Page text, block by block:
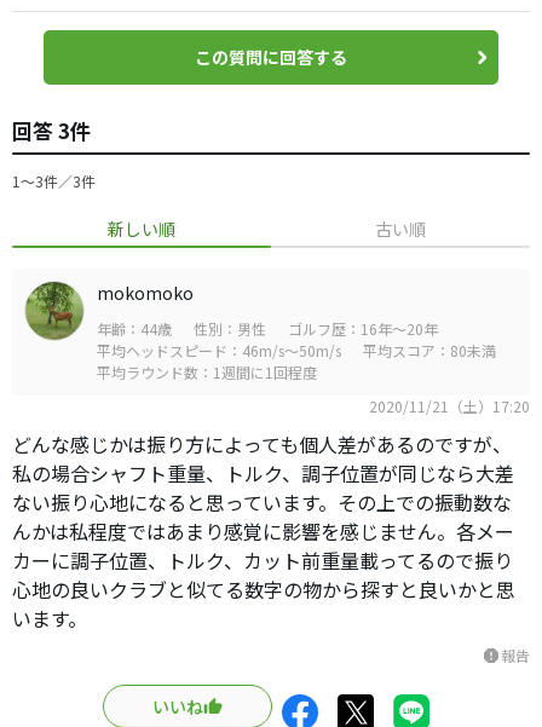
この質問に回答する
回答 3件
1〜3件／3件
新しい順 古い順
mokomoko
年齢：44歳 性別：男性
ゴルフ歴：16年～20年
平均ヘッドスピード：46m/s～50m/s
平均スコア：80未満
平均ラウンド数：1週間に1回程度
2020/11/21（土）17:20
どんな感じかは振り方によっても個人差があるのですが、
私の場合シャフト重量、トルク、調子位置が同じなら大差
ない振り心地になると思っています。その上での振動数な
んかは私程度ではあまり感覚に影響を感じません。各メー
カーに調子位置、トルク、カット前重量載ってるので振り
心地の良いクラブと似てる数字の物から探すと良いかと思
います。
report報告
いいね